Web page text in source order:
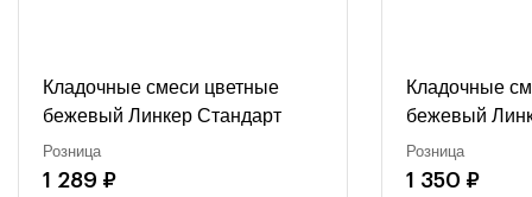
Кладочные смеси цветные
бежевый Линкер Стандарт
бежевый, 50 кг
Розница
1 289 ₽
Кладочные
бежевый
Зимняя
Розница
1 350 ₽